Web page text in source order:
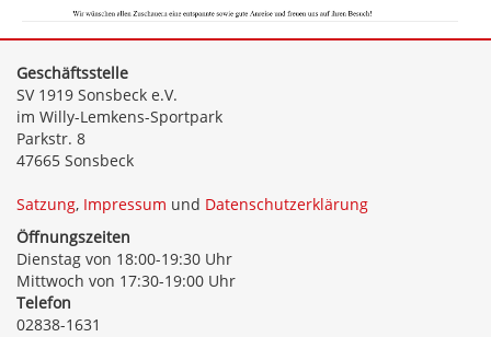
Geschäftsstelle
SV 1919 Sonsbeck e.V.
im Willy-Lemkens-Sportpark
Parkstr. 8
47665 Sonsbeck
Satzung, Impressum und Datenschutzerklärung
Öffnungszeiten
Dienstag von 18:00-19:30 Uhr
Mittwoch von 17:30-19:00 Uhr
Telefon
02838-1631